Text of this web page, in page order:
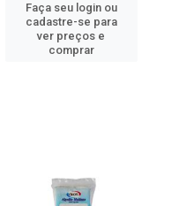
Faça seu login ou
cadastre-se para
ver preços e
comprar